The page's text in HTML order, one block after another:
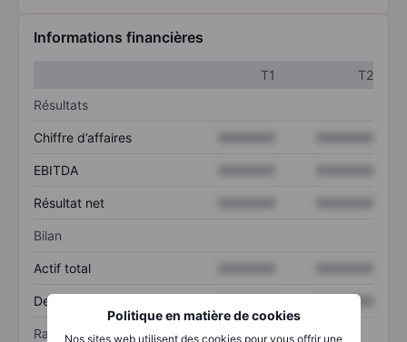
Politique en matière de cookies
Nos sites web utilisent des cookies pour vous offrir une
Informations financières
T1
T2
Résultats
Chiffre d’affaires
EBITDA
Résultat net
Bilan
Actif total
Dette totale XXXXXXX
Ratios